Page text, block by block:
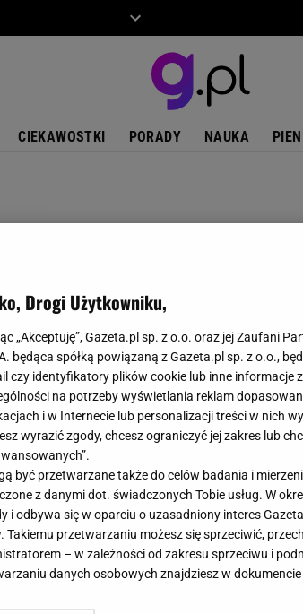
CIEKAWOSTKI PORADY NAUKA
Dokończ podane frazy i zgarnij 25 punktów! Uda się
Dokończ
Uda się to
Drogi Użytkowniku,
„Akceptuję”, Gazeta.pl sp. z o.o. oraz jej Zaufani
będąca spółką powiązaną z Gazeta.pl sp. z o.o.,
czy identyfikatory plików cookie lub inne informacje
na potrzeby wyświetlania reklam
i w Internecie lub personalizacji treści w nich
wyrazić zgody, chcesz ograniczyć jej zakres lub
być przetwarzane także do celów badania i
z danymi dot. świadczonych Tobie usług. W
i odbywa się w oparciu o uzasadniony interes
Takiemu przetwarzaniu możesz się sprzeciwić,
– w zależności od zakresu sprzeciwu i
danych osobowych znajdziesz w dokumencie